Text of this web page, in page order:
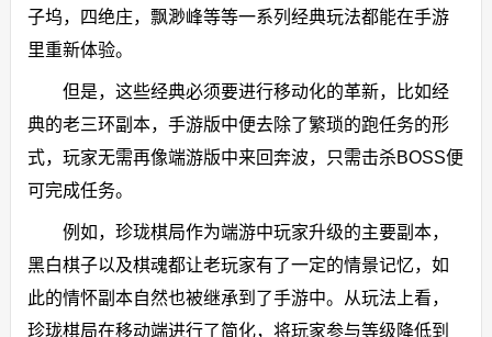
子坞，四绝庄，飘渺峰等等一系列经典玩法都能在手游
里重新体验。
但是，这些经典必须要进行移动化的革新，比如经
典的老三环副本，手游版中便去除了繁琐的跑任务的形
式，玩家无需再像端游版中来回奔波，只需击杀BOSS便
可完成任务。
例如，珍珑棋局作为端游中玩家升级的主要副本，
黑白棋子以及棋魂都让老玩家有了一定的情景记忆，如
此的情怀副本自然也被继承到了手游中。从玩法上看，
珍珑棋局在移动端进行了简化，将玩家参与等级降低到